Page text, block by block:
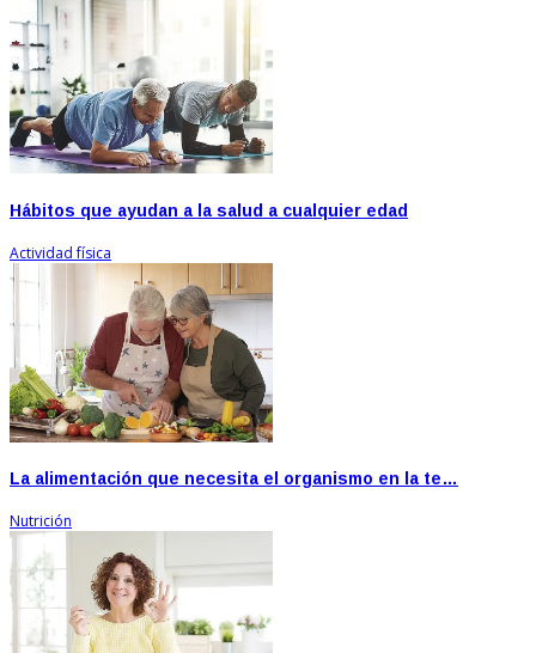
Hábitos que ayudan a la salud a cualquier edad
Actividad física
La alimentación que necesita el organismo en la te…
Nutrición